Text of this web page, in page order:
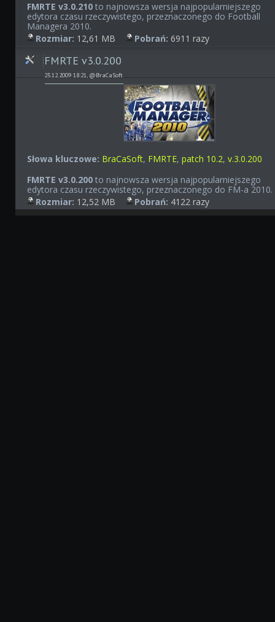
FMRTE v3.0.210 to najnowsza wersja najpopularniejszego
edytora czasu rzeczywistego, przeznaczonego do Football
Managera 2010.
Rozmiar: 12,61 MB Pobrań: 6911 razy
FMRTE v3.0.200
25.12.2009 18:21, @BraCaSoft
Słowa kluczowe: BraCaSoft, FMRTE,patch 10.2,v.3.0.200
FMRTE v3.0.200 to najnowsza wersja najpopularniejszego
edytora czasu rzeczywistego, przeznaczonego do FM-a 2010.
Rozmiar: 12,52 MB Pobrań: 4122 razy